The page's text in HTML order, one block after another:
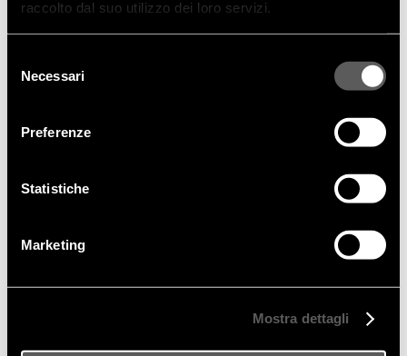
raccolto dal suo utilizzo dei loro servizi.
delNecessari
Preferenze
Statistiche
Marketing
Mostra dettagli
imprime un nuovo twist nella zona living Frigerio.